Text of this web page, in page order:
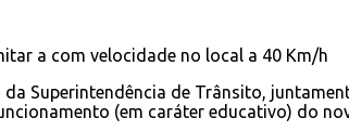
a com velocidade no local a 40 Km/h
Superintendência de Trânsito,
(em caráter educativo) do